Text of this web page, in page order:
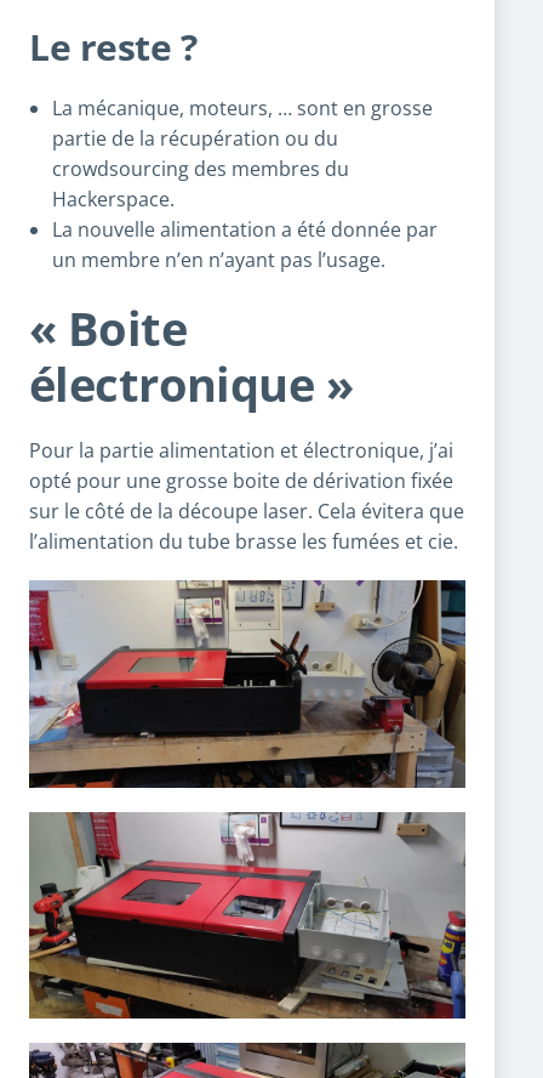
Le reste ?
La mécanique, moteurs, … sont en grosse
partie de la récupération ou du
crowdsourcing des membres du
Hackerspace.
La nouvelle alimentation a été donnée par
un membre n’en n’ayant pas l’usage.
« Boite
électronique »
Pour la partie alimentation et électronique, j’ai
opté pour une grosse boite de dérivation fixée
sur le côté de la découpe laser. Cela évitera que
l’alimentation du tube brasse les fumées et cie.